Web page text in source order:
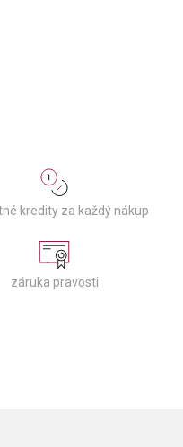
kredity za každý nákup
záruka pravosti